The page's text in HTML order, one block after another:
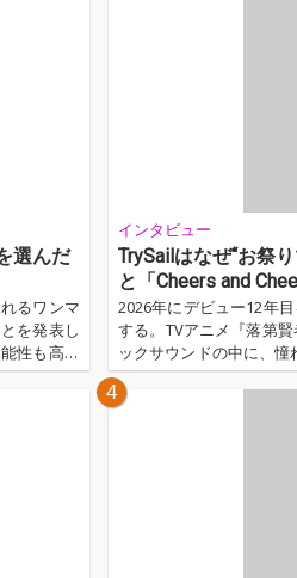
選んだ
るワンマ
を発表し
性も高い
来られた
グでお伝
インタビュー
TrySailはなぜ“お祭
と「Cheers and
2026年にデビュー12年
する。TVアニメ『落第
ックサウンドの中に、
カップリングの「
が互いを労い合う“打ち
4